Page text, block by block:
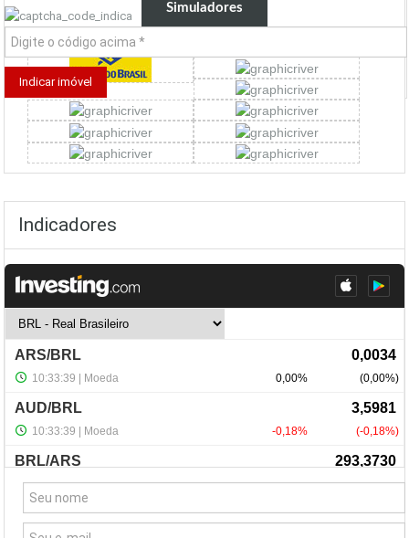
Simuladores
Indicadores
NewsLetter